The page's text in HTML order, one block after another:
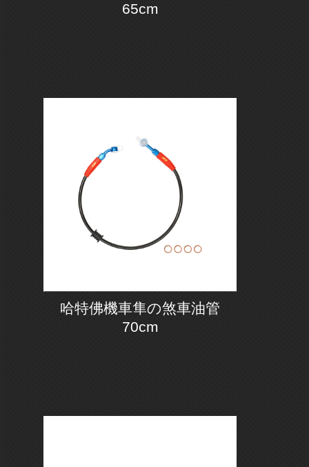
65cm
哈特佛機車隼の煞車油管
70cm